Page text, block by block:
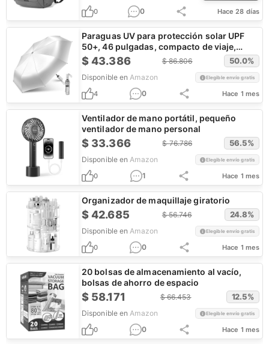
0 0 Hace 28 días
Paraguas UV para protección solar UPF
50+, 46 pulgadas, compacto de viaje,
bloqueo UV
$43.386 $86.806 50.0%
Disponible en Amazon Elegible envío gratis
4 0 Hace 1 mes
Ventilador de mano portátil, pequeño
ventilador de mano personal
$ 33.366 $76.786 56.5%
Disponible en Amazon Elegible envío gratis
0 1 Hace 1 mes
Organizador de maquillaje giratorio
$42.685 $56.746 24.8%
Disponible en Amazon Elegible envío gratis
0 0 Hace 1 mes
20 bolsas de almacenamiento al vacío,
bolsas de ahorro de espacio
$ 58.171 $66.453 12.5%
Disponible en Amazon Elegible envío gratis
0 0 Hace 1 mes